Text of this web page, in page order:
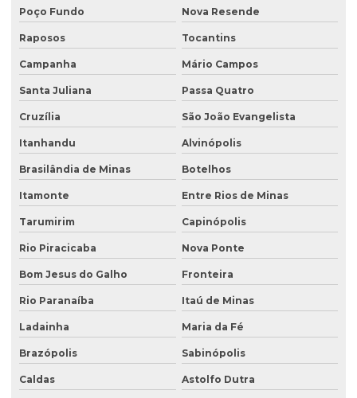
Relatório de investigação de passivo ambiental
Retirada de tanque de combustível subterrâneo
Retirada de tanque subterrâneo
Retirada de tanques
Serviço de consultoria ambiental
Serviço de desativação de tanque subterrâneo
Serviço de desativação de tanques
Serviço de licenciamento ambiental
Serviço de retirada de tanque subterrâneo
Serviço de sondagem
Sondagem ambiental
Sondagem geofísica
Sondagem geofísica poço artesiano
Poço Fundo Nova Resende
Raposos Tocantins
Campanha Mário Campos
Santa Juliana Passa Quatro
Cruzília São João Evangelista
Itanhandu Alvinópolis
Brasilândia de Minas Botelhos
Itamonte Entre Rios de Minas
Tarumirim Capinópolis
Rio Piracicaba Nova Ponte
Bom Jesus do Galho Fronteira
Rio Paranaíba Itaú de Minas
Ladainha Maria da Fé
Brazópolis Sabinópolis
Caldas Astolfo Dutra